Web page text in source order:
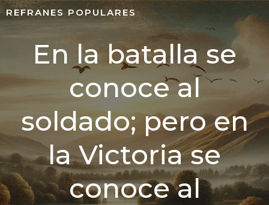
REFRANES POPULARES
En la batalla se
conoce al
soldado; pero en
la Victoria se
conoce al